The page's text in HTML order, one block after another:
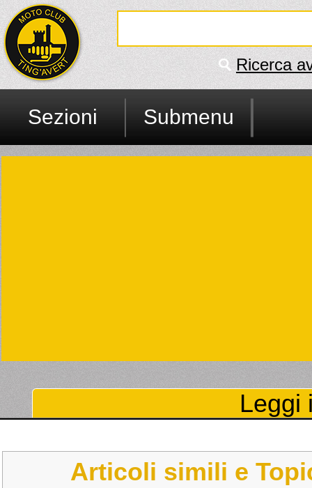
Ricerca
Sezioni Submenu
Leggi
Articoli simili e